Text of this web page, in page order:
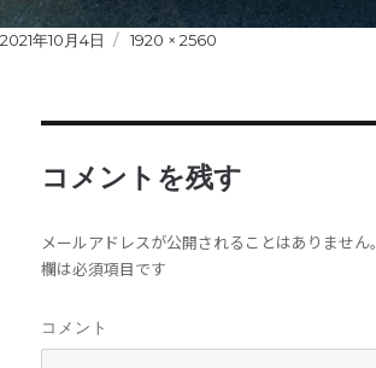
Posted
2021年10月4日
Full
1920 × 2560
コメントを残す
メールアドレスが公開されることはありません。
欄は必須項目です
コメント